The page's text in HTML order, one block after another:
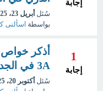
إجابة
سُئل أبريل 23، 2025
بواسطة اسألنى
1
إجابة
أذكر
3A في الجدول الدوري؟
سُئل أكتوبر 20، 2025